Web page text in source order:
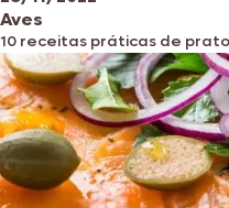
Aves
10 receitas práticas de